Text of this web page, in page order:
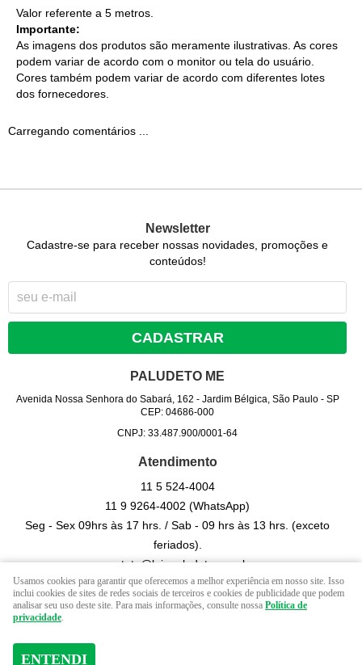
Valor referente a 5 metros.
Importante:
As imagens dos produtos são meramente ilustrativas. As cores
podem variar de acordo com o monitor ou tela do usuário.
Cores também podem variar de acordo com diferentes lotes
dos fornecedores.
Carregando comentários ...
Newsletter
Cadastre-se para receber nossas novidades, promoções e
conteúdos!
CADASTRAR
PALUDETO ME
Avenida Nossa Senhora do Sabará, 162 - Jardim Bélgica, São Paulo- SP
CEP: 04686-000
CNPJ: 33.487.900/0001-64
Atendimento
11 5524-4004
11 9 9264-4002(WhatsApp)
Seg - Sex 09hrs às 17 hrs. / Sab - 09 hrs às 13 hrs. (exceto
feriados).
contato@lojapaludeto.com.br
LOJA VIRTUAL CRIADA POR
Usamos cookies para garantir que oferecemos a melhor experiência em nosso site. Isso
inclui cookies de sites de redes sociais de terceiros e cookies de publicidade que podem
analisar seu uso deste site. Para mais informações, consulte nossa Política de
privacidade.
ENTENDI